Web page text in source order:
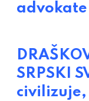
SRPSKI